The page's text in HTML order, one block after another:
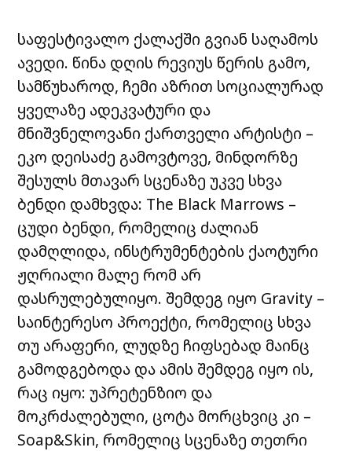
საფესტივალო ქალაქში გვიან საღამოს
ავედი. წინა დღის რევიუს წერის გამო,
სამწუხაროდ, ჩემი აზრით სოციალურად
ყველაზე ადეკვატური და
მნიშვნელოვანი ქართველი არტისტი –
ეკო დეისაძე გამოვტოვე, მინდორზე
შესულს მთავარ სცენაზე უკვე სხვა
ბენდი დამხვდა: The Black Marrows –
ცუდი ბენდი, რომელიც ძალიან
დამღლიდა, ინსტრუმენტების ქაოტური
ჟღრიალი მალე რომ არ
დასრულებულიყო. შემდეგ იყო Gravity –
საინტერესო პროექტი, რომელიც სხვა
თუ არაფერი, ლუდზე ჩიფსებად მაინც
გამოდგებოდა და ამის შემდეგ იყო ის,
რაც იყო: უპრეტენზიო და
მოკრძალებული, ცოტა მორცხვიც კი –
Soap&Skin, რომელიც სცენაზე თეთრი